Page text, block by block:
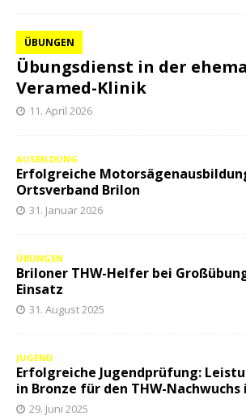
Übungsdienst in der
Veramed-Klinik
ÜBUNGEN
11. April 2026
AUSBILDUNG
Erfolgreiche
Ortsverband Brilon
31. Januar 2026
ÜBUNGEN
Briloner THW-Helfer bei Großübung
Einsatz
31. August 2025
JUGEND
Erfolgreiche Jugendprüfung:
in Bronze für den THW-Nachwuchs
29. Juni 2025